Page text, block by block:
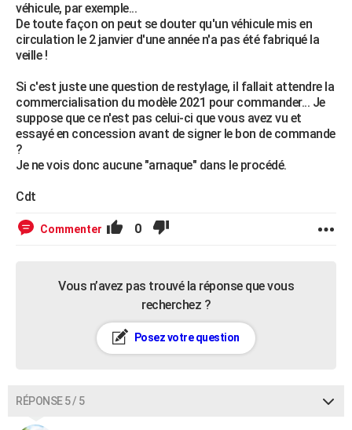
véhicule, par exemple...
De toute façon on peut se douter qu'un véhicule mis en
circulation le 2 janvier d'une année n'a pas été fabriqué la
veille !
Si c'est juste une question de restylage, il fallait attendre la
commercialisation du modèle 2021 pour commander... Je
suppose que ce n'est pas celui-ci que vous avez vu et
essayé en concession avant de signer le bon de commande
?
Je ne vois donc aucune "arnaque" dans le procédé.
Cdt
Commenter 0
Vous n’avez pas trouvé la réponse que vous
recherchez ?
Posez votre question
RÉPONSE 5 / 5